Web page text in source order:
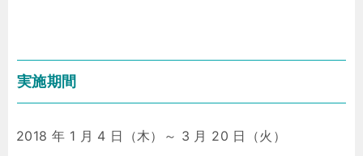
実施期間
2018 年 1 月 4 日（木）～ 3 月 20 日（火）